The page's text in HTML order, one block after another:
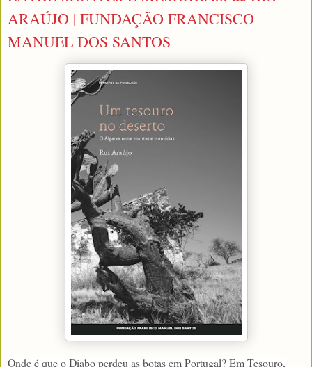
ARAÚJO | FUNDAÇÃO FRANCISCO
MANUEL DOS SANTOS
Onde é que o Diabo perdeu as botas em Portugal? Em Tesouro,